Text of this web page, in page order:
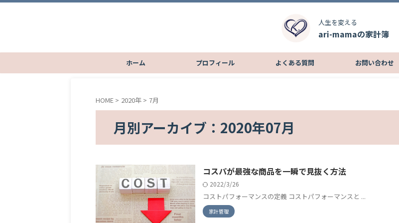
人生を変える
ari-mamaの家計簿
ホーム プロフィール よくある質問 お問い合わせ
HOME > 2020年 > 7月
月別アーカイブ：2020年07月
コスパが最強な商品を一瞬で見抜く方法
2022/3/26
コストパフォーマンスの定義 コストパフォーマンスと ...
家計管理